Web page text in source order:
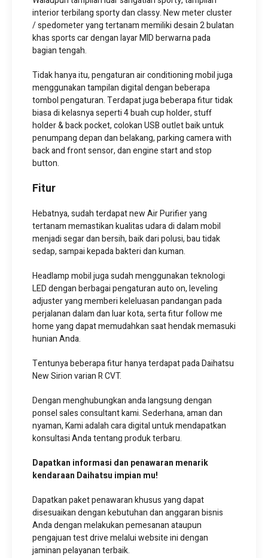
interior terbilang sporty dan classy. New meter cluster
/ spedometer yang tertanam memiliki desain 2 bulatan
khas sports car dengan layar MID berwarna pada
bagian tengah.
Tidak hanya itu, pengaturan air conditioning mobil juga
menggunakan tampilan digital dengan beberapa
tombol pengaturan. Terdapat juga beberapa fitur tidak
biasa di kelasnya seperti 4 buah cup holder, stuff
holder & back pocket, colokan USB outlet baik untuk
penumpang depan dan belakang, parking camera with
back and front sensor, dan engine start and stop
button.
Fitur
Hebatnya, sudah terdapat new Air Purifier yang
tertanam memastikan kualitas udara di dalam mobil
menjadi segar dan bersih, baik dari polusi, bau tidak
sedap, sampai kepada bakteri dan kuman.
Headlamp mobil juga sudah menggunakan teknologi
LED dengan berbagai pengaturan auto on, leveling
adjuster yang memberi keleluasan pandangan pada
perjalanan dalam dan luar kota, serta fitur follow me
home yang dapat memudahkan saat hendak memasuki
hunian Anda.
Tentunya beberapa fitur hanya terdapat pada Daihatsu
New Sirion varian R CVT.
Dengan menghubungkan anda langsung dengan
ponsel sales consultant kami. Sederhana, aman dan
nyaman, Kami adalah cara digital untuk mendapatkan
konsultasi Anda tentang produk terbaru.
Dapatkan informasi dan penawaran menarik
kendaraan Daihatsu impian mu!
Dapatkan paket penawaran khusus yang dapat
disesuaikan dengan kebutuhan dan anggaran bisnis
Anda dengan melakukan pemesanan ataupun
pengajuan test drive melalui website ini dengan
jaminan pelayanan terbaik.